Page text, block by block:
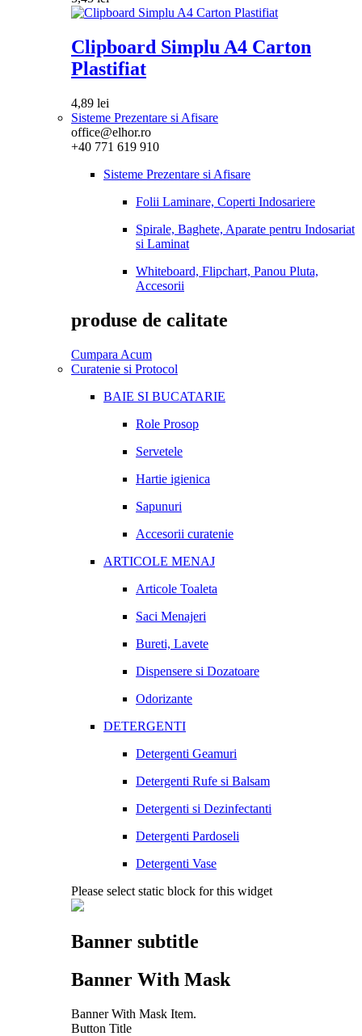
Clipboard Simplu A4 Carton
Plastifiat
4,89 lei
Sisteme Prezentare si Afisare
office@elhor.ro
+40 771 619 910
Sisteme Prezentare si Afisare
Folii Laminare, Coperti Indosariere
Spirale, Baghete, Aparate pentru Indosariat
si Laminat
Whiteboard, Flipchart, Panou Pluta,
Accesorii
produse de calitate
Cumpara Acum
Curatenie si Protocol
BAIE SI BUCATARIE
Role Prosop
Servetele
Hartie igienica
Sapunuri
Accesorii curatenie
ARTICOLE MENAJ
Articole Toaleta
Saci Menajeri
Bureti, Lavete
Dispensere si Dozatoare
Odorizante
DETERGENTI
Detergenti Geamuri
Detergenti Rufe si Balsam
Detergenti si Dezinfectanti
Detergenti Pardoseli
Detergenti Vase
Please select static block for this widget
Banner subtitle
Banner With Mask
Banner With Mask Item.
Button Title